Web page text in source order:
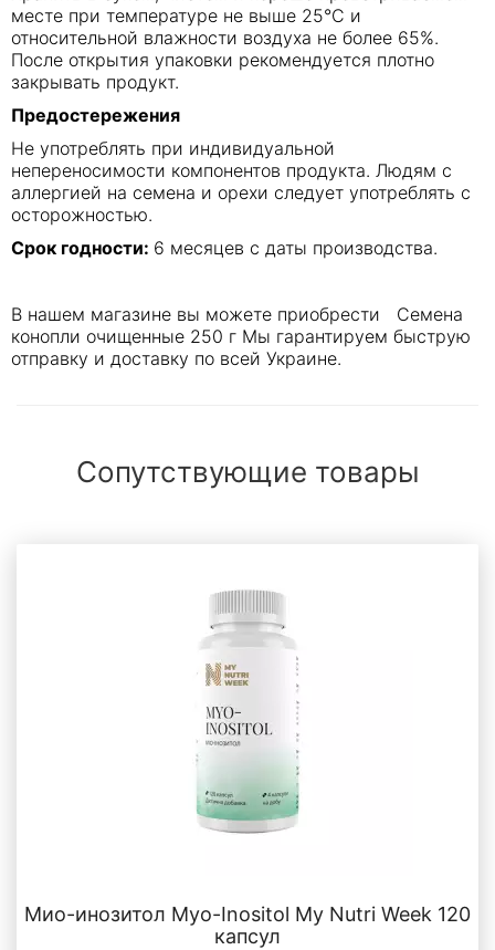
месте при температуре не выше 25°C и
относительной влажности воздуха не более 65%.
После открытия упаковки рекомендуется плотно
закрывать продукт.
Предостережения
Не употреблять при индивидуальной
непереносимости компонентов продукта. Людям с
аллергией на семена и орехи следует употреблять с
осторожностью.
Срок годности: 6 месяцев с даты производства.
В нашем магазине вы можете приобрести Семена
конопли очищенные 250 г Мы гарантируем быструю
отправку и доставку по всей Украине.
Сопутствующие товары
Мио-инозитол Myo-Inositol My Nutri Week 120
капсул